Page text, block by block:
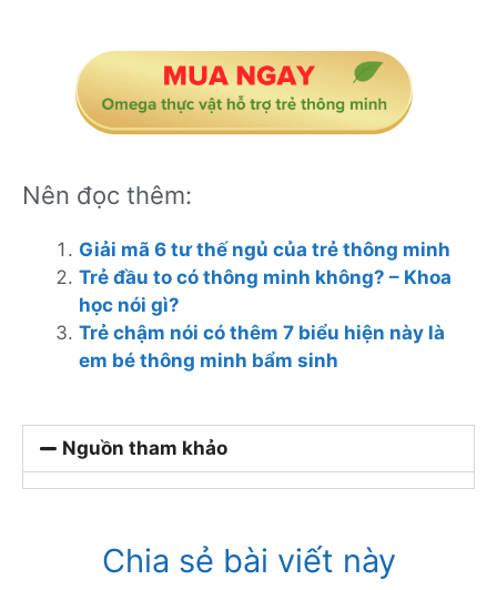
Nên đọc thêm:
Giải mã 6 tư thế ngủ của trẻ thông minh
Trẻ đầu to có thông minh không? – Khoa
học nói gì?
Trẻ chậm nói có thêm 7 biểu hiện này là
em bé thông minh bẩm sinh
Nguồn tham khảo
Chia sẻ bài viết này